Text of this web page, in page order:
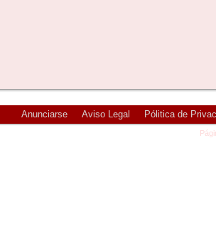
Anunciarse Aviso Legal Pólitica de